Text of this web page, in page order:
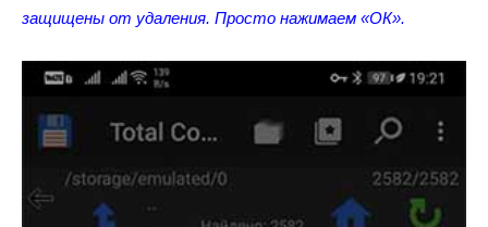
защищены от удаления. Просто нажимаем «ОК».